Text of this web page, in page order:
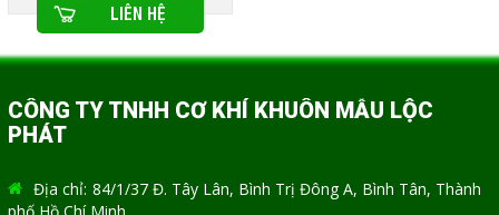
LIÊN HỆ
CÔNG TY TNHH CƠ KHÍ KHUÔN MẪU LỘC
PHÁT
Địa chỉ: 84/1/37 Đ. Tây Lân, Bình Trị Đông A, Bình Tân, Thành